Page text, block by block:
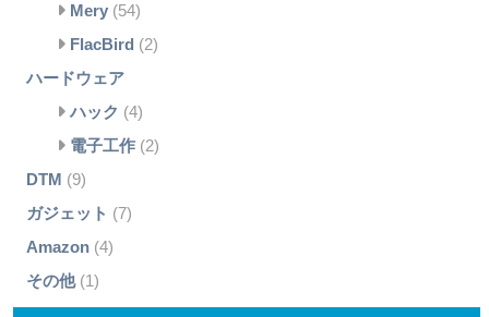
Mery(54)
FlacBird (2)
ハードウェア
ハック (4)
電子工作(2)
DTM (9)
ガジェット (7)
Amazon(4)
その他(1)